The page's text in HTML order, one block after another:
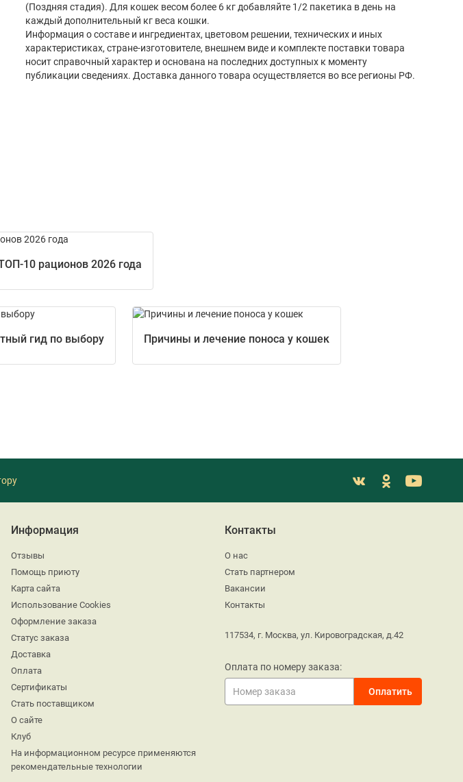
(Поздняя стадия). Для кошек весом более 6 кг добавляйте 1/2 пакетика в день на
каждый дополнительный кг веса кошки.
Информация о составе и ингредиентах, цветовом решении, технических и иных
характеристиках, стране-изготовителе, внешнем виде и комплекте поставки товара
носит справочный характер и основана на последних доступных к моменту
публикации сведениях. Доставка данного товара осуществляется во все регионы РФ.
10 рационов 2026 года
гид по выбору Причины и лечение поноса у кошек
Информация
Отзывы
Помощь приюту
Карта сайта
Использование Cookies
Оформление заказа
Статус заказа
Доставка
Оплата
Сертификаты
Стать поставщиком
О сайте
Клуб
На информационном ресурсе применяются
рекомендательные технологии
Контакты
О нас
Стать партнером
Вакансии
Контакты
117534, г. Москва, ул. Кировоградская, д.42
Оплата по номеру заказа: